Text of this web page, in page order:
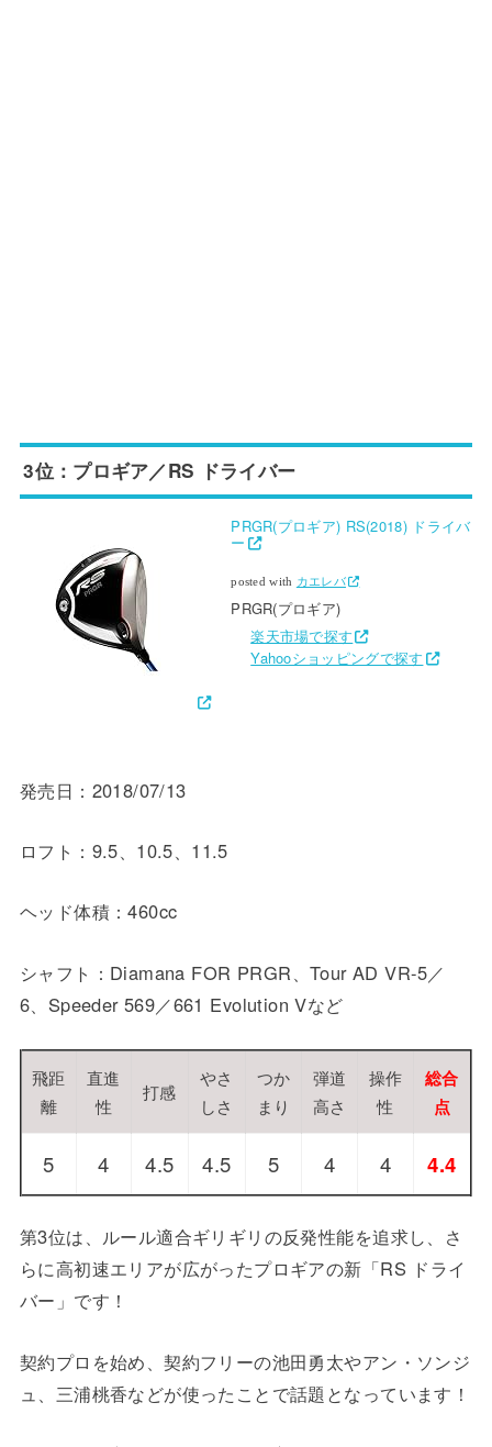
3位：プロギア／RS ドライバー
PRGR(プロギア) RS(2018) ドライバ
ー
posted with カエレバ
PRGR(プロギア)
楽天市場で探す
Yahooショッピングで探す
発売日：2018/07/13
ロフト：9.5、10.5、11.5
ヘッド体積：460cc
シャフト：Diamana FOR PRGR、Tour AD VR-5／
6、Speeder 569／661 Evolution Vなど
飛距
離
直進
性
打感
やさ
しさ
つか
まり
弾道
高さ
操作
性
総合
点
5 4 4.5 4.5 5 4 4 4.4
第3位は、ルール適合ギリギリの反発性能を追求し、さ
らに高初速エリアが広がったプロギアの新「RS ドライ
バー」です！
契約プロを始め、契約フリーの池田勇太やアン・ソンジ
ュ、三浦桃香などが使ったことで話題となっています！